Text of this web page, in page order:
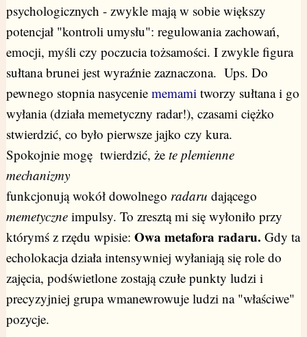
psychologicznych - zwykle mają w sobie większy
potencjał "kontroli umysłu": regulowania zachowań,
emocji, myśli czy poczucia tożsamości. I zwykle figura
sułtana brunei jest wyraźnie zaznaczona. Ups. Do
pewnego stopnia nasycenie memamitworzy sułtana i go
wyłania (działa memetyczny radar!), czasami ciężko
stwierdzić, co było pierwsze jajko czy kura.
Spokojnie mogę twierdzić, że te plemienne
mechanizmy
funkcjonują wokół dowolnego radaru dającego
memetyczneimpulsy. To zresztą mi się wyłoniło przy
którymś z rzędu wpisie: Owa metafora radaru. Gdy ta
echolokacja działa intensywniej wyłaniają się role do
zajęcia, podświetlone zostają czułe punkty ludzi i
precyzyjniej grupa wmanewrowuje ludzi na "właściwe"
pozycje.